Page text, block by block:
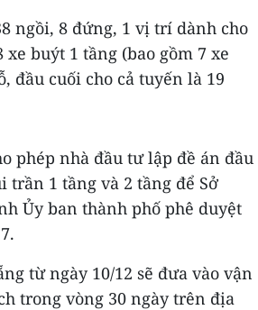
ngồi, 8 đứng, 1 vị trí dành cho
buýt 1 tầng (bao gồm 7 xe
đầu cuối cho cả tuyến là 19
phép nhà đầu tư lập đề án đầu
1 tầng và 2 tầng để Sở
Ủy ban thành phố phê duyệt
từ ngày 10/12 sẽ đưa vào vận
trong vòng 30 ngày trên địa